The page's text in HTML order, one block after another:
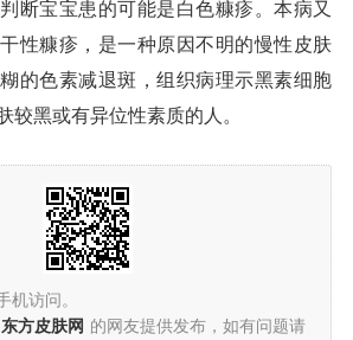
断宝宝患的可能是白色糠疹。本病又
性糠疹，是一种原因不明的慢性皮肤
的色素减退斑，组织病理示黑素细胞
较黑或有异位性素质的人。
机访问。
东方皮肤网 的网友提供发布，如有问题请